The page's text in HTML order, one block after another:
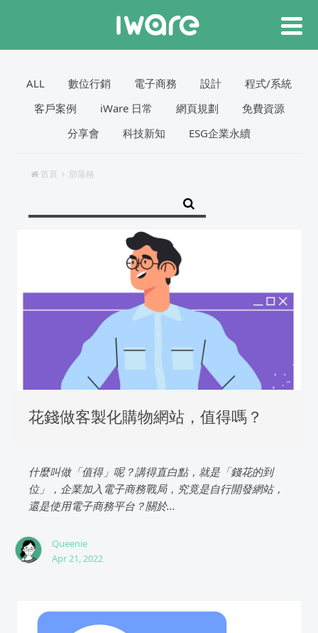
ALL 數位行銷 電子商務 設計
程式/系統
客戶案例
iWare 日常 網頁規劃
免費資源
分享會
科技新知 ESG企業永續
首頁 部落格
花錢做客製化購物網站，值得嗎？
什麼叫做「值得」呢？講得直白點，就是「錢花的到
位」，企業加入電子商務戰局，究竟是自行開發網站，
還是使用電子商務平台？關於...
Queenie
Apr 21, 2022